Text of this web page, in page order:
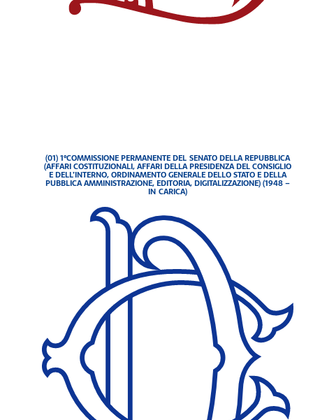
(01) 1°COMMISSIONE PERMANENTE DEL SENATO DELLA REPUBBLICA
(AFFARI COSTITUZIONALI, AFFARI DELLA PRESIDENZA DEL CONSIGLIO
E DELL’INTERNO, ORDINAMENTO GENERALE DELLO STATO E DELLA
PUBBLICA AMMINISTRAZIONE, EDITORIA, DIGITALIZZAZIONE) (1948 –
IN CARICA)